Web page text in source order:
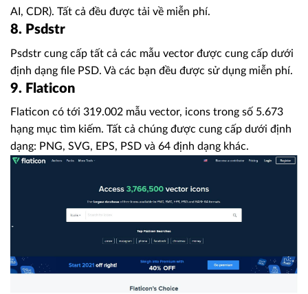
AI, CDR). Tất cả đều được tải về miễn phí.
8. Psdstr
Psdstr cung cấp tất cả các mẫu vector được cung cấp dưới
định dạng file PSD. Và các bạn đều được sử dụng miễn phí.
9. Flaticon
Flaticon có tới 319.002 mẫu vector, icons trong số 5.673
hạng mục tìm kiếm. Tất cả chúng được cung cấp dưới định
dạng: PNG, SVG, EPS, PSD và 64 định dạng khác.